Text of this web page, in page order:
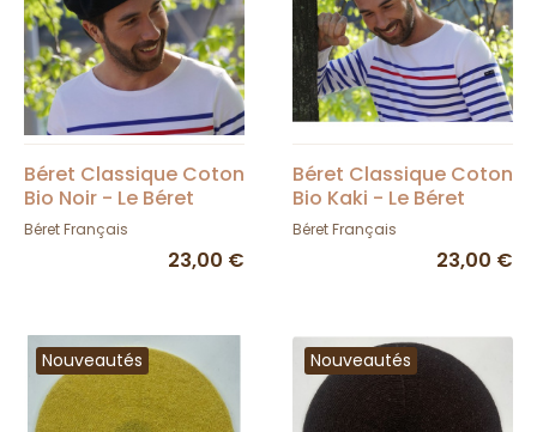
Béret Classique Coton
Bio Noir - Le Béret
Français
Béret Français
23,00 €
Béret Classique Coton
Bio Kaki - Le Béret
Français
Béret Français
23,00 €
Nouveautés Nouveautés